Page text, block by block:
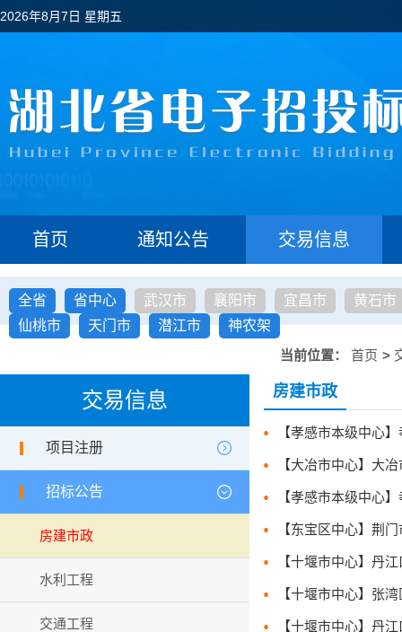
2026年8月7日 星期五
首页 通知公告 交易信息
全省 省中心 武汉市 襄阳市 宜昌市
黄石市
仙桃市
天门市 潜江市
神农架
当前位置： 首页 >
交易信息
项目注册
招标公告
房建市政
水利工程
交通工程
房建市政
【十堰市中心】张